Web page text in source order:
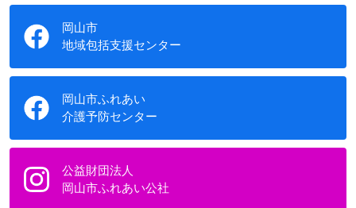
岡山市
地域包括支援センター
岡山市ふれあい
介護予防センター
公益財団法人
岡山市ふれあい公社